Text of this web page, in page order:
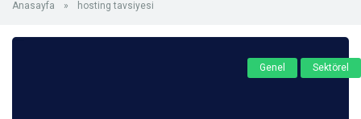
Anasayfa » hosting tavsiyesi
Genel Sektörel